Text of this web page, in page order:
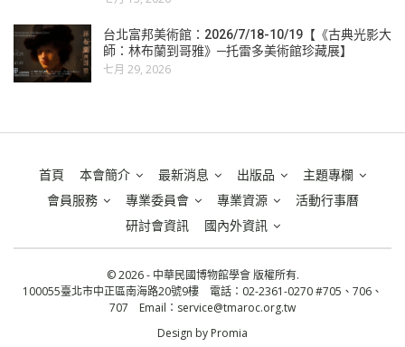
台北富邦美術館：2026/7/18-10/19【《古典光影大
師：林布蘭到哥雅》─托雷多美術館珍藏展】
七月 29, 2026
首頁 本會簡介 最新消息 出版品
主題專欄
會員服務
專業委員會 專業資源
活動行事曆
研討會資訊
國內外資訊
© 2026 - 中華民國博物館學會 版權所有.
100055臺北市中正區南海路20號9樓 電話：02-2361-0270 #705、706、
707 Email： service@tmaroc.org.tw
Design by Promia